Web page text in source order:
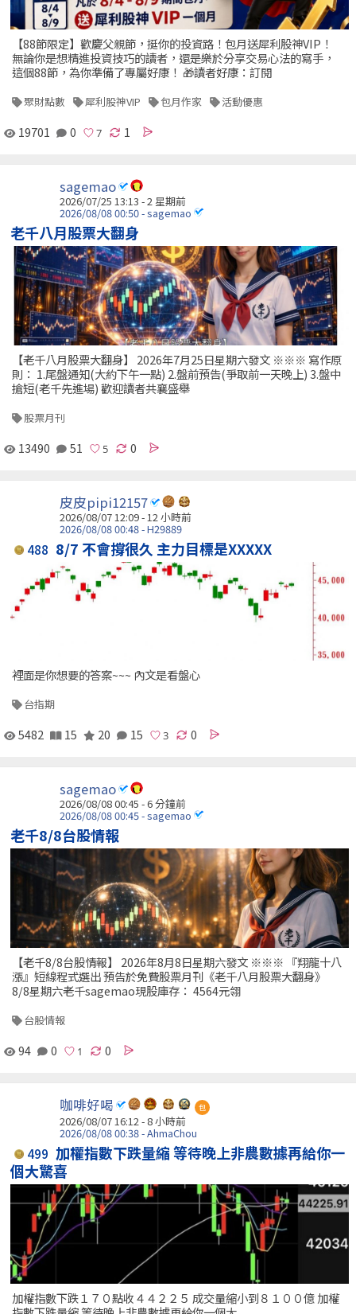
【88節限定】歡慶父親節，挺你的投資路！包月送犀利股神VIP！
無論你是想精進投資技巧的讀者，還是樂於分享交易心法的寫手，
這個88節，為你準備了專屬好康！ 🎁讀者好康：訂閱
聚財點數 犀利股神VIP 包月作家 活動優惠
19701 0 1
sagemao
2026/07/25 13:13 - 2 星期前
2026/08/08 00:50 - sagemao
老千八月股票大翻身
【老千八月股票大翻身】 2026年7月25日星期六發文 ※※※ 寫作原
則： 1.尾盤通知(大約下午一點) 2.盤前預告(爭取前一天晚上) 3.盤中
搶短(老千先進場) 歡迎讀者共襄盛舉
股票月刊
13490 51 0
皮皮pipi12157
2026/08/07 12:09 - 12 小時前
2026/08/08 00:48 - H29889
488 8/7 不會撐很久 主力目標是XXXXX
裡面是你想要的答案~~~ 內文是看盤心
台指期
5482 15 20 15 0
sagemao
2026/08/08 00:45 -6 分鐘前
2026/08/08 00:45 - sagemao
老千8/8台股情報
【老千8/8台股情報】 2026年8月8日星期六發文 ※※※ 『翔龍十八
漲』短線程式選出 預告於免費股票月刊《老千八月股票大翻身》
8/8星期六老千sagemao現股庫存： 4564元翎
台股情報
94 0 0
咖啡好喝 包
2026/08/07 16:12 -8 小時前
2026/08/08 00:38 - AhmaChou
499 加權指數下跌量縮 等待晚上非農數據再給你一
個大驚喜
加權指數下跌１７０點收４４２２５ 成交量縮小到８１００億 加權